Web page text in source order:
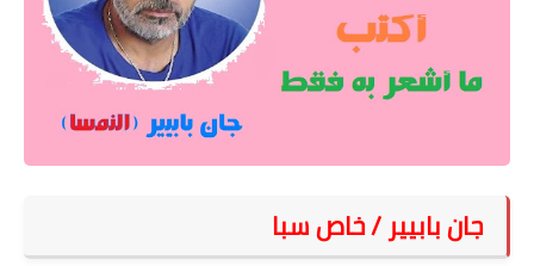
مواهب جديدة
منوعات
على مقام سبا
جان بابيير / خاص سبا